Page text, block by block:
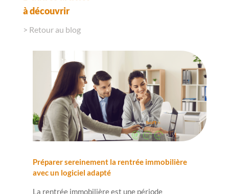
à découvrir
> Retour au blog
Préparer sereinement la rentrée immobilière
avec un logiciel adapté
La rentrée immobilière est une période